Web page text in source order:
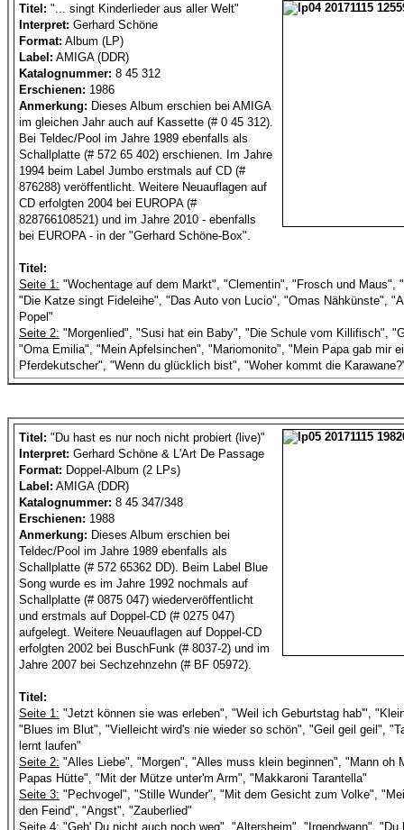
Titel: "... singt Kinderlieder aus aller Welt"
Interpret: Gerhard Schöne
Format: Album (LP)
Label: AMIGA (DDR)
Katalognummer: 8 45 312
Erschienen: 1986
Anmerkung: Dieses Album erschien bei AMIGA
im gleichen Jahr auch auf Kassette (# 0 45 312).
Bei Teldec/Pool im Jahre 1989 ebenfalls als
Schallplatte (# 572 65 402) erschienen. Im Jahre
1994 beim Label Jumbo erstmals auf CD (#
876288) veröffentlicht. Weitere Neuauflagen auf
CD erfolgten 2004 bei EUROPA (#
828766108521) und im Jahre 2010 - ebenfalls
bei EUROPA - in der "Gerhard Schöne-Box".
Titel:
Seite 1: "Wochentage auf dem Markt", "Clementin", "Frosch und Maus",
"Die Katze singt Fideleihe", "Das Auto von Lucio", "Omas Nähkünste",
Popel"
Seite 2: "Morgenlied", "Susi hat ein Baby", "Die Schule vom Killifisch",
"Oma Emilia", "Mein Apfelsinchen", "Mariomonito", "Mein Papa gab mir
Pferdekutscher", "Wenn du glücklich bist", "Woher kommt die
Titel: "Du hast es nur noch nicht probiert (live)"
Interpret: Gerhard Schöne & L'Art De Passage
Format: Doppel-Album (2 LPs)
Label: AMIGA (DDR)
Katalognummer: 8 45 347/348
Erschienen: 1988
Anmerkung: Dieses Album erschien bei
Teldec/Pool im Jahre 1989 ebenfalls als
Schallplatte (# 572 65362 DD). Beim Label Blue
Song wurde es im Jahre 1992 nochmals auf
Schallplatte (# 0875 047) wiederveröffentlicht
und erstmals auf Doppel-CD (# 0275 047)
aufgelegt. Weitere Neuauflagen auf Doppel-CD
erfolgten 2002 bei BuschFunk (# 8037-2) und im
Jahre 2007 bei Sechzehnzehn (# BF 05972).
Titel:
Seite 1: "Jetzt können sie was erleben", "Weil ich Geburtstag hab'",
"Blues im Blut", "Vielleicht wird's nie wieder so schön", "Geil geil geil",
lernt laufen"
Seite 2: "Alles Liebe", "Morgen", "Alles muss klein beginnen", "Mann oh
Papas Hütte", "Mit der Mütze unter'm Arm", "Makkaroni Tarantella"
Seite 3: "Pechvogel", "Stille Wunder", "Mit dem Gesicht zum Volke",
den Feind", "Angst", "Zauberlied"
Seite 4: "Geh' Du nicht auch noch weg", "Altersheim", "Irgendwann", "Du